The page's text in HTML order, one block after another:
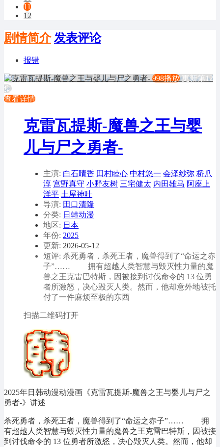
11
12
剧情简介 发表评论
报错
998播放 更新第12
集
查看详情
克雷瓦提斯-魔兽之王与婴
儿与尸之勇者-
主演: 白石晴香 田村睦心 中村悠一 会泽纱弥 桥爪
淳 宫野真守 小野友树 三宅健太 内田雄马 阿座上
洋平 土屋神叶
导演: 田口清隆
分类: 日韩动漫
地区: 日本
年份: 2025
更新: 2026-05-12
短评: 杀死勇者，杀死王者，魔兽得到了“命运之赤
子”…… 拥有超越人类智慧与毁灭性力量的魔
兽之王克雷巴特斯，因被接到讨伐命令的 13 位勇
者所激怒，决心毁灭人类。然而，他却意外地被托
付了一件麻烦至极的东西
扫描二维码打开
2025年日韩动漫动漫画《克雷瓦提斯-魔兽之王与婴儿与尸之
勇者-》讲述
杀死勇者，杀死王者，魔兽得到了“命运之赤子”…… 拥
有超越人类智慧与毁灭性力量的魔兽之王克雷巴特斯，因被接
到讨伐命令的 13 位勇者所激怒，决心毁灭人类。然而，他却